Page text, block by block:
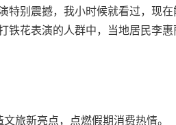
特别震撼，我小时候就看过，现
花表演的人群中，当地居民李惠
旅新亮点，点燃假期消费热情。